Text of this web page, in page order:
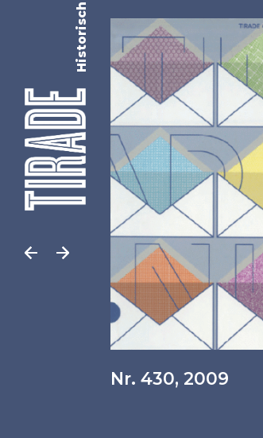
Historisch
Nr. 430, 2009